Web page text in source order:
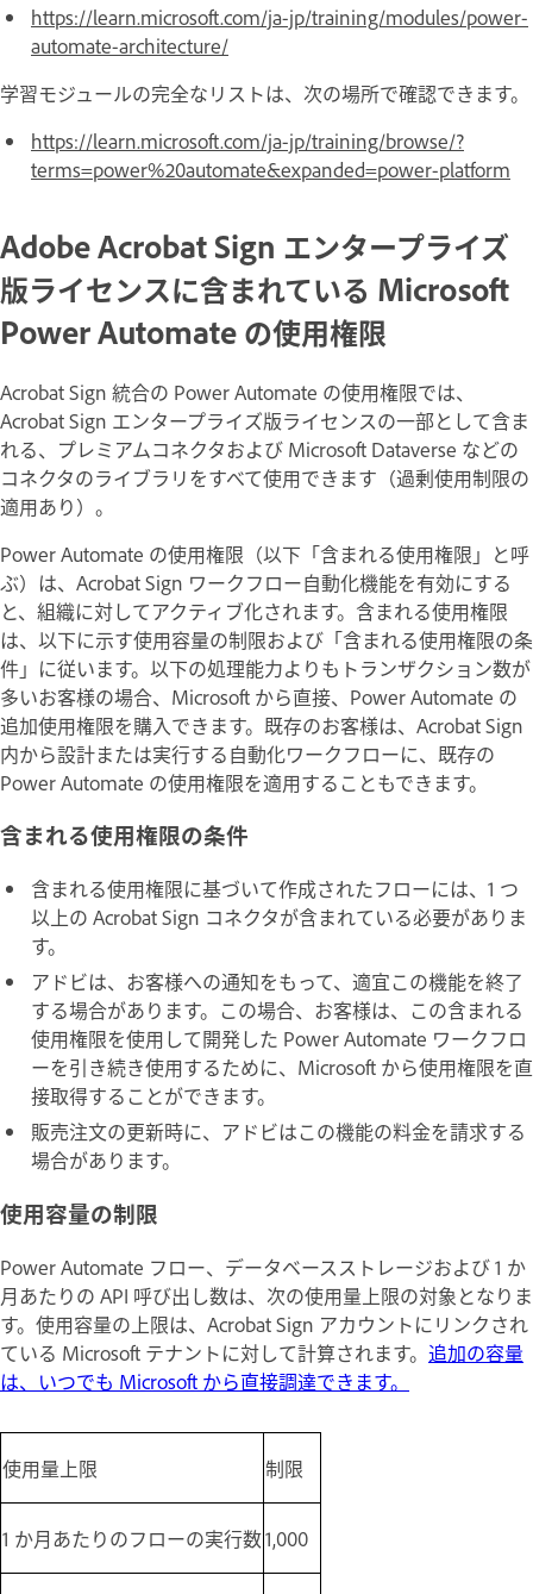
https://learn.microsoft.com/ja-jp/training/modules/power-
automate-architecture/
学習モジュールの完全なリストは、次の場所で確認できます。
https://learn.microsoft.com/ja-jp/training/browse/?
terms=power%20automate&expanded=power-platform
Adobe Acrobat Sign エンタープライズ
版ライセンスに含まれている Microsoft
Power Automate の使用権限
Acrobat Sign 統合の Power Automate の使用権限では、
Acrobat Sign エンタープライズ版ライセンスの一部として含ま
れる、プレミアムコネクタおよび Microsoft Dataverse などの
コネクタのライブラリをすべて使用できます（過剰使用制限の
適用あり）。
Power Automate の使用権限（以下「含まれる使用権限」と呼
ぶ）は、Acrobat Sign ワークフロー自動化機能を有効にする
と、組織に対してアクティブ化されます。含まれる使用権限
は、以下に示す使用容量の制限および「含まれる使用権限の条
件」に従います。以下の処理能力よりもトランザクション数が
多いお客様の場合、Microsoft から直接、Power Automate の
追加使用権限を購入できます。既存のお客様は、Acrobat Sign
内から設計または実行する自動化ワークフローに、既存の
Power Automate の使用権限を適用することもできます。
含まれる使用権限の条件
含まれる使用権限に基づいて作成されたフローには、1 つ
以上の Acrobat Sign コネクタが含まれている必要がありま
す。
アドビは、お客様への通知をもって、適宜この機能を終了
する場合があります。この場合、お客様は、この含まれる
使用権限を使用して開発した Power Automate ワークフロ
ーを引き続き使用するために、Microsoft から使用権限を直
接取得することができます。
販売注文の更新時に、アドビはこの機能の料金を請求する
場合があります。
使用容量の制限
Power Automate フロー、データベースストレージおよび 1 か
月あたりの API 呼び出し数は、次の使用量上限の対象となりま
す。使用容量の上限は、Acrobat Sign アカウントにリンクされ
ている Microsoft テナントに対して計算されます。 追加の容量
は、いつでも Microsoft から直接調達できます。
使用量上限 制限
1 か月あたりのフローの実行数1,000